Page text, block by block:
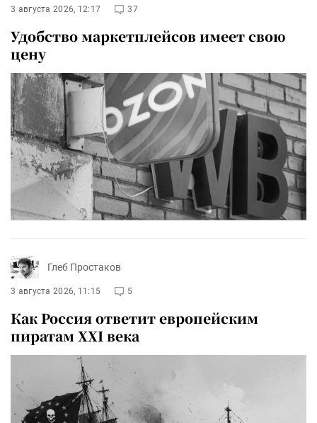
3 августа 2026, 12:17 37
Удобство маркетплейсов имеет свою
цену
Глеб Простаков
3 августа 2026, 11:15 5
Как Россия ответит европейским
пиратам XXI века